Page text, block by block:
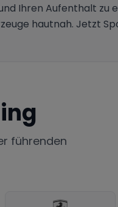
Ihren Aufenthalt zu
hautnah. Jetzt
führenden